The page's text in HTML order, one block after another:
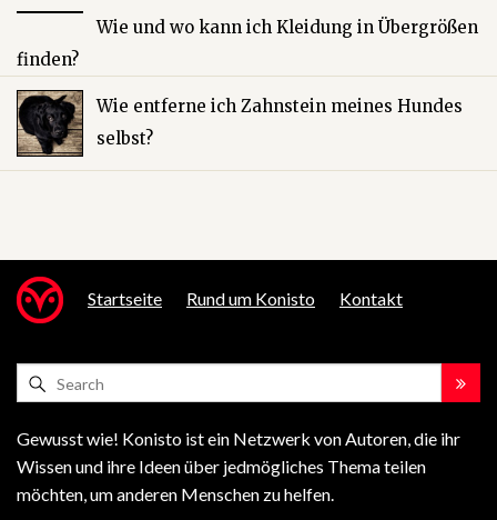
Wie und wo kann ich Kleidung in Übergrößen
finden?
Wie entferne ich Zahnstein meines Hundes
selbst?
Startseite Rund um Konisto Kontakt
Gewusst wie! Konisto ist ein Netzwerk von Autoren, die ihr
Wissen und ihre Ideen über jedmögliches Thema teilen
möchten, um anderen Menschen zu helfen.